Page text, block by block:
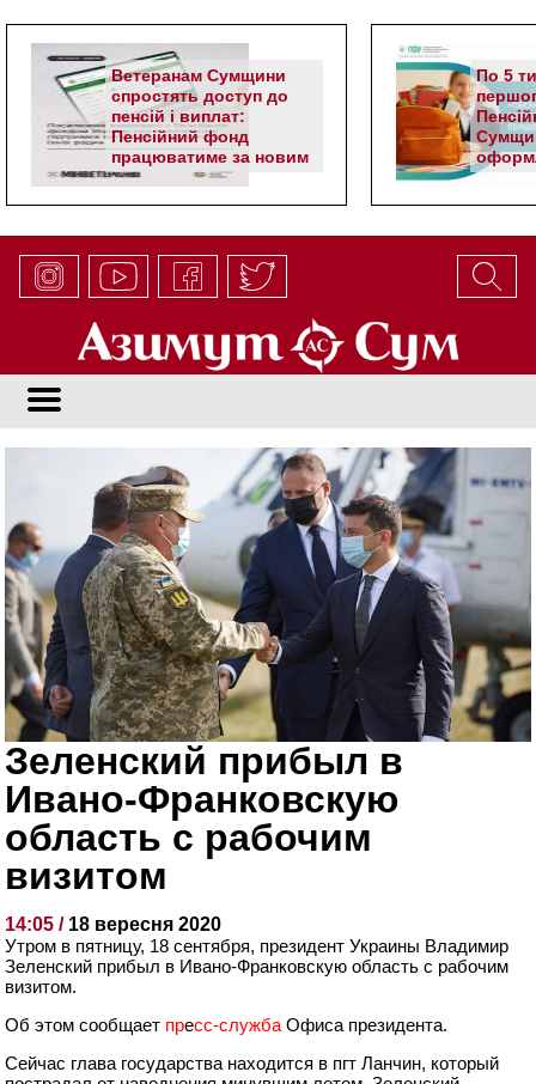
Ветеранам Сумщини
спростять доступ до
пенсій і виплат:
Пенсійний фонд
працюватиме за новим
алгоритмом
По 5
Зеленский прибыл в
Ивано-Франковскую
область с рабочим
визитом
14:05 / 18 вересня 2020
Утром в пятницу, 18 сентября, президент Украины Владимир
Зеленский прибыл в Ивано-Франковскую область с рабочим
визитом.
Об этом сообщает пресс-служба Офиса президента.
Сейчас глава государства находится в пгт Ланчин, который